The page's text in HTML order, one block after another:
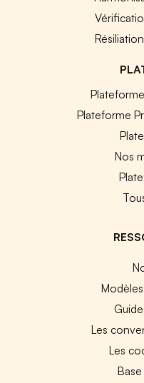
Plateforme
Nos
Les
Les